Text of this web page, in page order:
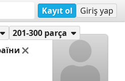
Kayıt ol Giriş yap
201-300 parça